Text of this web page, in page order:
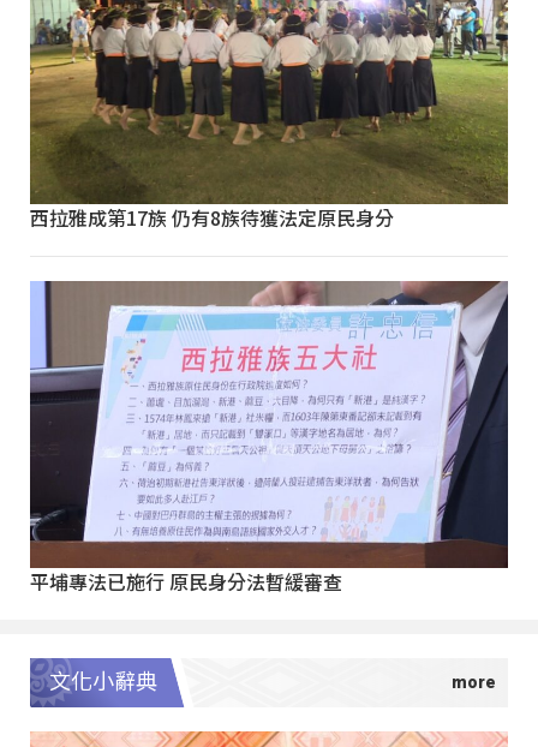
西拉雅成第17族 仍有8族待獲法定原民身分
平埔專法已施行 原民身分法暫緩審查
文化小辭典